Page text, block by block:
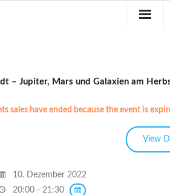
– Jupiter, Mars und Galaxien am
sales have ended because the event is
10. Dezember 2022
20:00 - 21:30